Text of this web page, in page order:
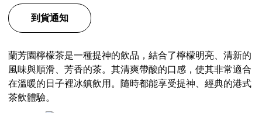
到貨通知
蘭芳園檸檬茶是一種提神的飲品，結合了檸檬明亮、清新的
風味與順滑、芳香的茶。其清爽帶酸的口感，使其非常適合
在溫暖的日子裡冰鎮飲用。隨時都能享受提神、經典的港式
茶飲體驗。